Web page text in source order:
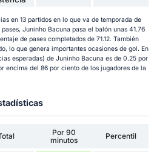
en 13 partidos en lo que va de temporada de
Juninho Bacuna pasa el balón unas 41.76
de pases completados de 71.12. También
lo que genera importantes ocasiones de gol. En
esperadas) de Juninho Bacuna es de 0.25 por
encima del 86 por ciento de los jugadores de la
Por 90
minutos
Percentil